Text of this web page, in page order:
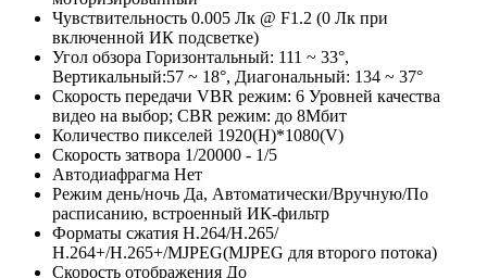
Чувствительность 0.005 Лк @ F1.2 (0 Лк при
включенной ИК подсветке)
Угол обзора Горизонтальный: 111 ~ 33°,
Вертикальный:57 ~ 18°, Диагональный: 134 ~ 37°
Скорость передачи VBR режим: 6 Уровней качества
видео на выбор; CBR режим: до 8Мбит
Количество пикселей 1920(H)*1080(V)
Скорость затвора 1/20000 - 1/5
Автодиафрагма Нет
Режим день/ночь Да, Автоматически/Вручную/По
расписанию, встроенный ИК-фильтр
Форматы сжатия Н.264/H.265/
Н.264+/H.265+/MJPEG(MJPEG для второго потока)
Скорость отображения До